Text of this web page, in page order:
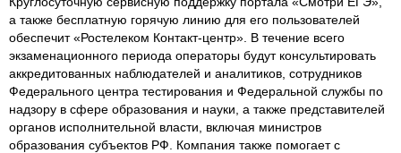
а также бесплатную горячую линию для его пользователей
обеспечит «Ростелеком Контакт-центр». В течение всего
экзаменационного периода операторы будут консультировать
аккредитованных наблюдателей и аналитиков, сотрудников
Федерального центра тестирования и Федеральной службы по
надзору в сфере образования и науки, а также представителей
органов исполнительной власти, включая министров
образования субъектов РФ. Компания также помогает с